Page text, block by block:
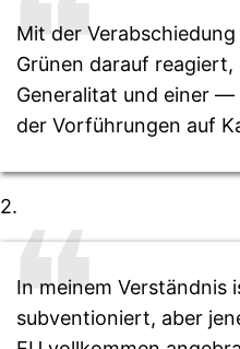
Mit der
Grünen darauf
Generalitat und einer
der Vorführungen auf
2.
In meinem Verständnis
subventioniert, aber